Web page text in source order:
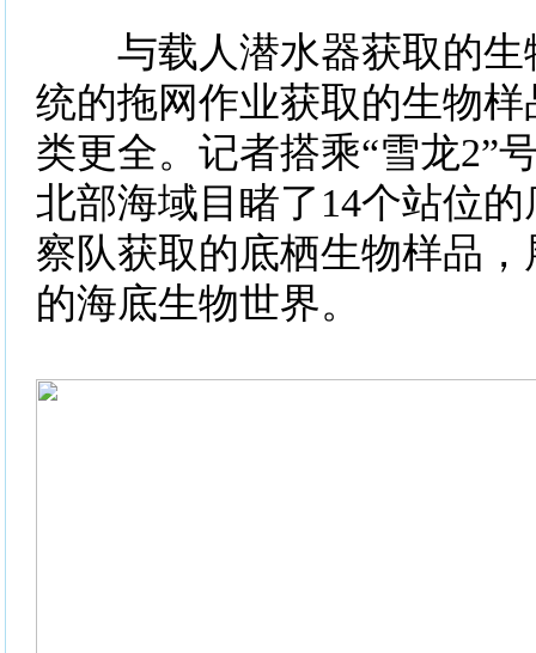
与载人潜水器获取的生
统的拖网作业获取的生物
类更全。记者搭乘“雪龙2”
北部海域目睹了14个站位
察队获取的底栖生物样品
的海底生物世界。